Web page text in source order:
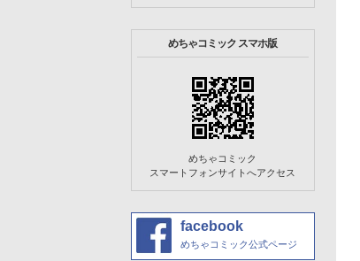
めちゃコミック スマホ版
めちゃコミック
スマートフォンサイトへアクセス
facebook
めちゃコミック公式ページ